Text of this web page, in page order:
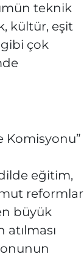
teknik
kültür, eşit
çok
Komisyonu”
eğitim,
reformlar
büyük